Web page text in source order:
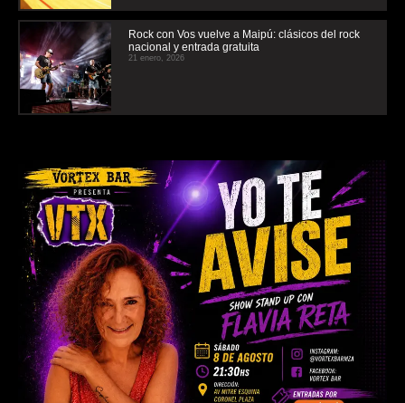
Rock con Vos vuelve a Maipú: clásicos del rock
nacional y entrada gratuita
21 enero, 2026